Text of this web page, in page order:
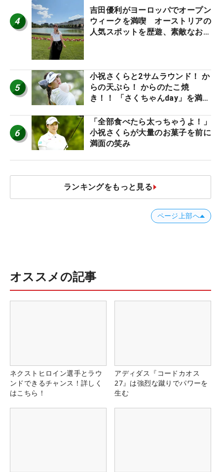
4
吉田優利がヨーロッパでオープン
ウィークを満喫 オーストリアの
人気スポットを歴遊、素敵なお土
5
小祝さくらと2サムラウンド！ か
らの天ぷら！ からのたこ焼
き！！ 「さくちゃんday」を満喫
6
「全部食べたら太っちゃうよ！」
小祝さくらが大量のお菓子を前に
満面の笑み
ランキングをもっと見る
ページ上部へ
オススメの記事
ネクストヒロイン選手とラウ
ンドできるチャンス！詳しく
はこちら！
アディダス『コードカオス
27』は強烈な蹴りでパワーを
生む